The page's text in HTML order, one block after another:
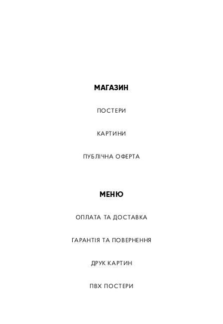
МАГАЗИН
ПОСТЕРИ
КАРТИНИ
ПУБЛІЧНА ОФЕРТА
МЕНЮ
ОПЛАТА ТА ДОСТАВКА
ГАРАНТІЯ ТА ПОВЕРНЕННЯ
ДРУК КАРТИН
ПВХ ПОСТЕРИ